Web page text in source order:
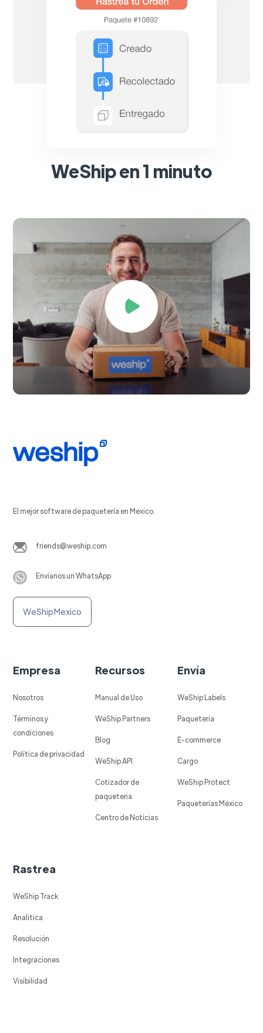
WeShip en 1 minuto
El mejor software de paquetería en Mexico.
friends@weship.com
Envíanos un WhatsApp
WeShip Mexico
Empresa
Nosotros
Términos y
condiciones
Política de privacidad
Recursos
Manual de Uso
WeShip Partners
Blog
WeShip API
Cotizador de
paqueteria
Centro de Noticias
Envía
WeShip Labels
Paqueteria
E-commerce
Cargo
WeShip Protect
Paqueterías México
Rastrea
WeShip Track
Analitica
Resolución
Integraciones
Visibilidad